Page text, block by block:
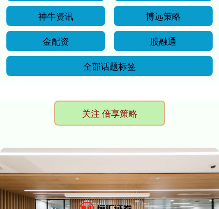
神牛资讯
博远策略
金配资
股融通
全部话题标签
关注 倍享策略